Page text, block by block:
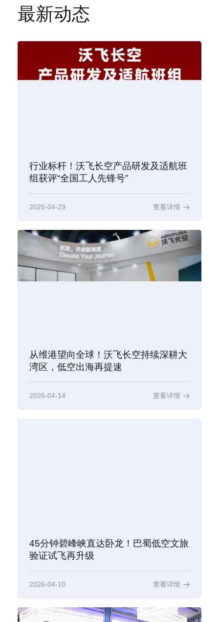
最新动态
行业标杆！沃飞长空产品研发及适航班
组获评“全国工人先锋号”
2026-04-29 查看详情
从维港望向全球！沃飞长空持续深耕大
湾区，低空出海再提速
2026-04-14 查看详情
45分钟碧峰峡直达卧龙！巴蜀低空文旅
验证试飞再升级
2026-04-10 查看详情